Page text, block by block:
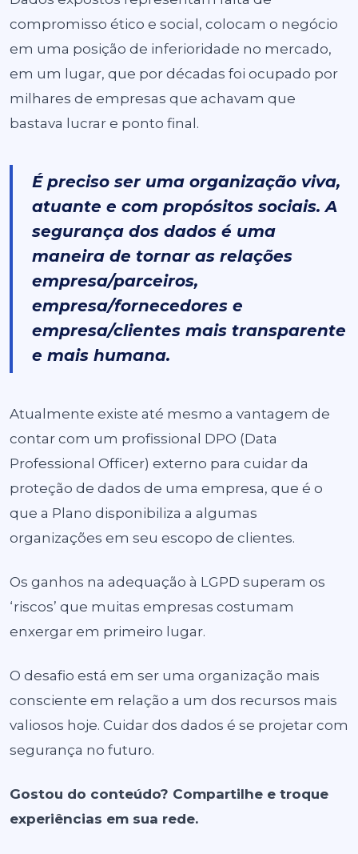
compromisso ético e social, colocam o negócio
em uma posição de inferioridade no mercado,
em um lugar, que por décadas foi ocupado por
milhares de empresas que achavam que
bastava lucrar e ponto final.
É preciso ser uma organização viva,
atuante e com propósitos sociais. A
segurança dos dados é uma
maneira de tornar as relações
empresa/parceiros,
empresa/fornecedores e
empresa/clientes mais transparente
e mais humana.
Atualmente existe até mesmo a vantagem de
contar com um profissional DPO (Data
Professional Officer) externo para cuidar da
proteção de dados de uma empresa, que é o
que a Plano disponibiliza a algumas
organizações em seu escopo de clientes.
Os ganhos na adequação à LGPD superam os
‘riscos’ que muitas empresas costumam
enxergar em primeiro lugar.
O desafio está em ser uma organização mais
consciente em relação a um dos recursos mais
valiosos hoje. Cuidar dos dados é se projetar com
segurança no futuro.
Gostou do conteúdo? Compartilhe e troque
experiências em sua rede.